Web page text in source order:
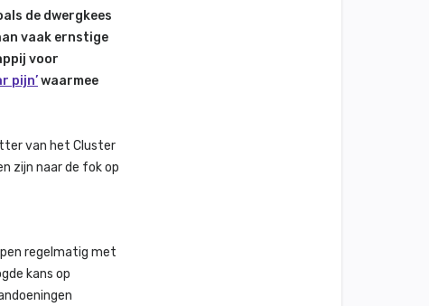
de dwergkees
vaak ernstige
voor
pijn’waarmee
van het Cluster
zijn naar de fok op
regelmatig met
kans op